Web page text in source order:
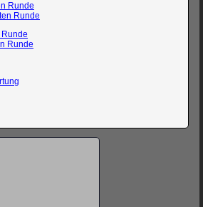
Runde
Runde
Runde